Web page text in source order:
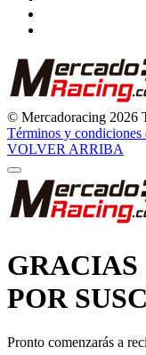
© Mercadoracing 2026
Términos y condiciones
VOLVER ARRIBA
GRACIAS
POR
Pronto comenzarás a